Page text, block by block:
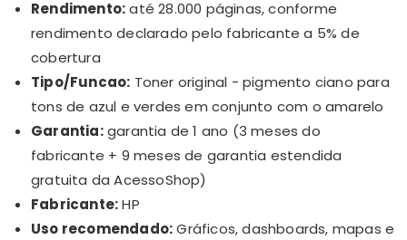
Rendimento:até 28.000 páginas, conforme
rendimento declarado pelo fabricante a 5% de
cobertura
Tipo/Funcao: Toner original - pigmento ciano para
tons de azul e verdes em conjunto com o amarelo
Garantia:garantia de 1 ano (3 meses do
fabricante + 9 meses de garantia estendida
gratuita da AcessoShop)
Fabricante:HP
Uso recomendado:Gráficos, dashboards, mapas e